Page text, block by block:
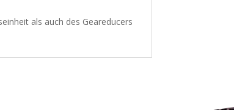
als auch des Geareducers